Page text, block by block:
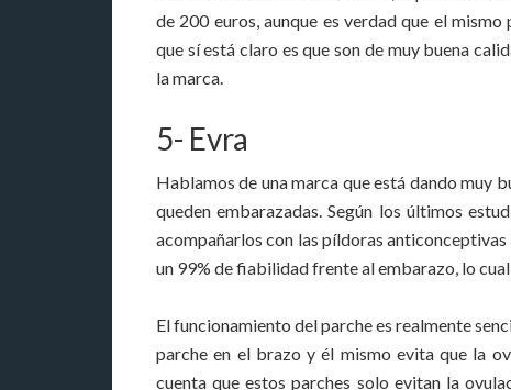
de 200 euros, aunque es verdad que el
que sí está claro es que son de muy buena
la marca.
5- Evra
Hablamos de una marca que está dando muy
queden embarazadas. Según los últimos
acompañarlos con las píldoras anticonceptivas
un 99% de fiabilidad frente al embarazo, lo
El funcionamiento del parche es realmente
parche en el brazo y él mismo evita que la
cuenta que estos parches solo evitan la